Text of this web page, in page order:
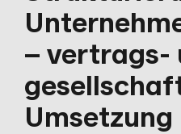
– vertrags-
Umsetzung